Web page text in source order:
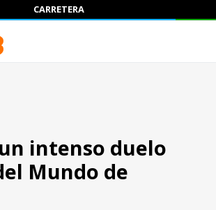
CARRETERA
intenso duelo
Mundo de